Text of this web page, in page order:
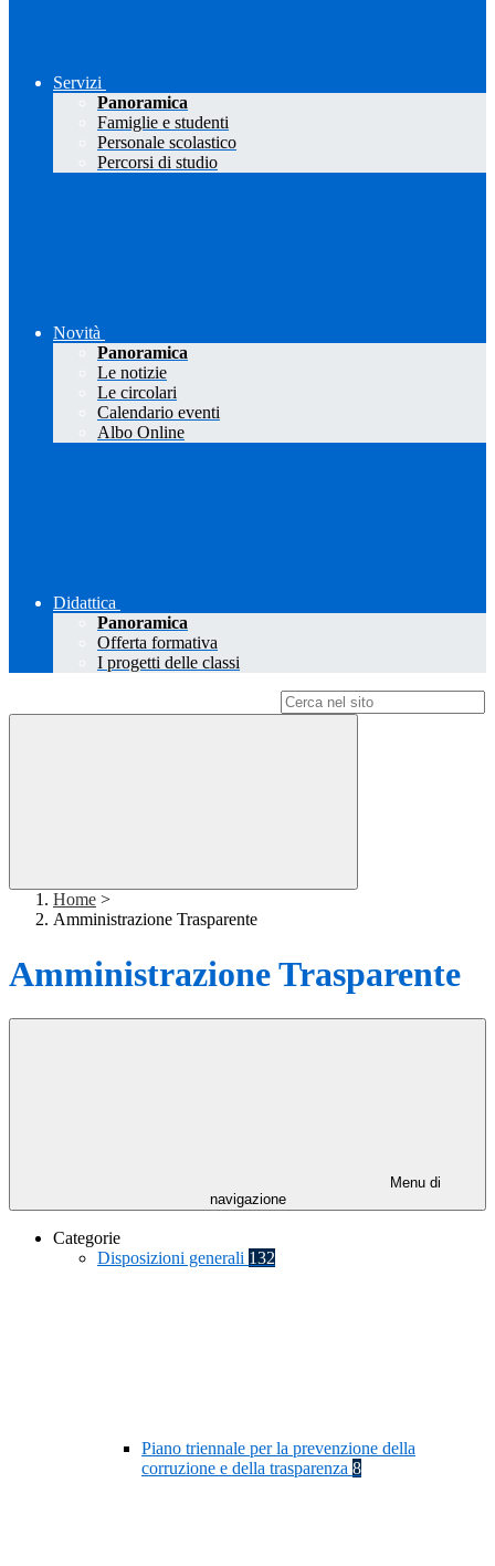
Servizi
Panoramica
Famiglie e studenti
Personale scolastico
Percorsi di studio
Novità
Panoramica
Le notizie
Le circolari
Calendario eventi
Albo Online
Didattica
Panoramica
Offerta formativa
I progetti delle classi
Home >
Amministrazione Trasparente
Amministrazione Trasparente
Menu di
navigazione
Categorie
Disposizioni generali 132
Piano triennale per la prevenzione della
corruzione e della trasparenza 8